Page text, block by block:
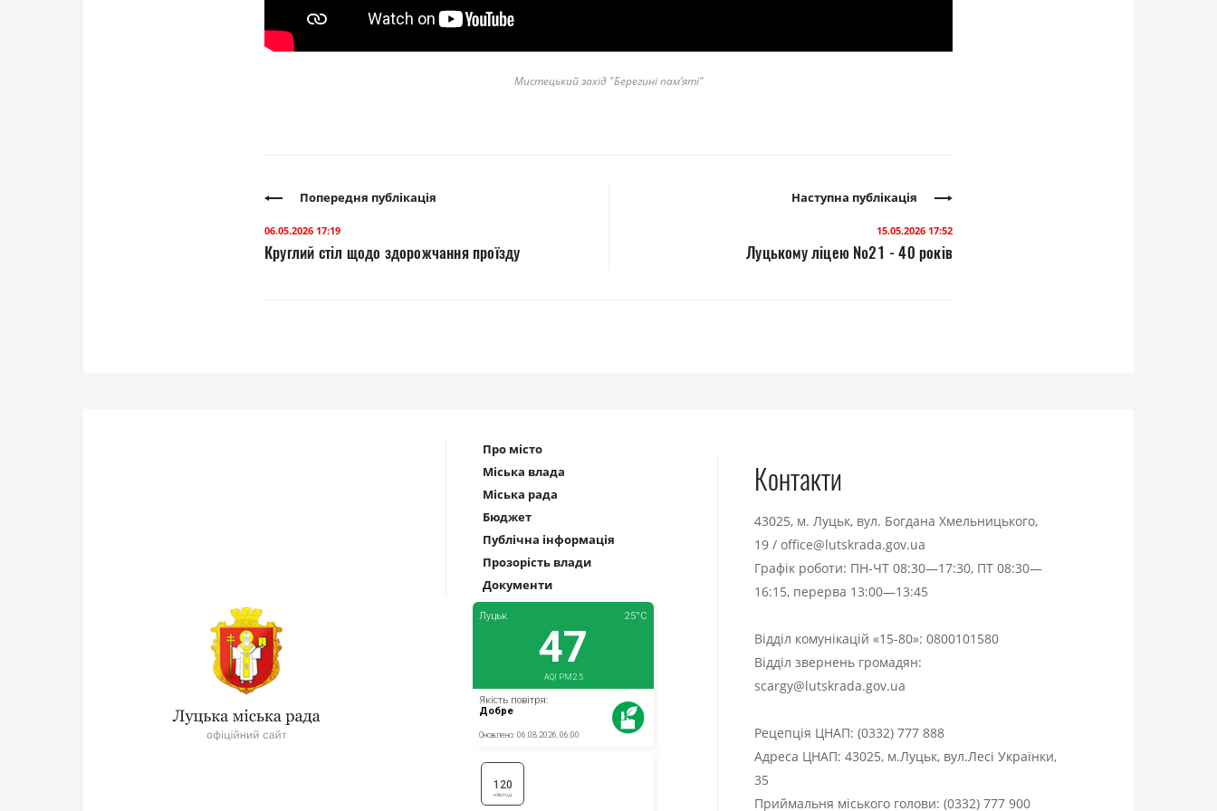
Мистецький захід "Берегині пам’яті"
Попередня публікація
06.05.2026 17:19
Круглий стіл щодо здорожчання проїзду
Наступна публікація
15.05.2026 17:52
Луцькому ліцею №21 - 40 років
Про місто
Міська влада
Міська рада
Бюджет
Публічна інформація
Прозорість влади
Документи
Контакти
43025, м. Луцьк, вул. Богдана Хмельницького,
19 / office@lutskrada.gov.ua
Графік роботи: ПН-ЧТ 08:30—17:30, ПТ 08:30—
16:15, перерва 13:00—13:45
Відділ комунікацій «15-80»: 0800101580
Відділ звернень громадян:
scargy@lutskrada.gov.ua
Рецепція ЦНАП: (0332) 777 888
Адреса ЦНАП: 43025, м.Луцьк, вул.Лесі Українки,
35
Приймальня міського голови: (0332) 777 900